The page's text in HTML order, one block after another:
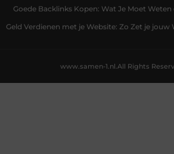
Goede Backlinks Kopen: Wat Je Moet
Geld Verdienen met je Website: Zo Zet je
All Rights
www.samen-1.nl.